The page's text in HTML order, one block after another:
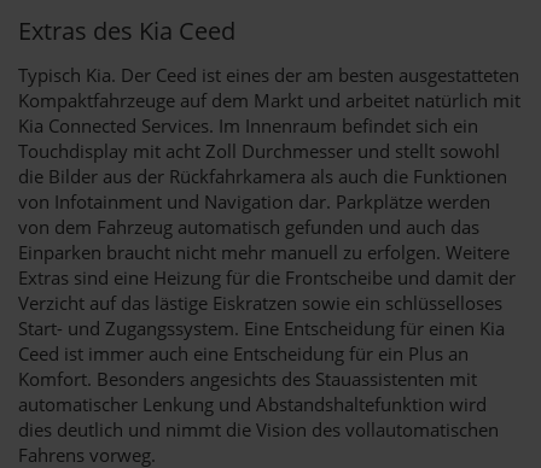
Extras des Kia Ceed
Typisch Kia. Der Ceed ist eines der am besten ausgestatteten
Kompaktfahrzeuge auf dem Markt und arbeitet natürlich mit
Kia Connected Services. Im Innenraum befindet sich ein
Touchdisplay mit acht Zoll Durchmesser und stellt sowohl
die Bilder aus der Rückfahrkamera als auch die Funktionen
von Infotainment und Navigation dar. Parkplätze werden
von dem Fahrzeug automatisch gefunden und auch das
Einparken braucht nicht mehr manuell zu erfolgen. Weitere
Extras sind eine Heizung für die Frontscheibe und damit der
Verzicht auf das lästige Eiskratzen sowie ein schlüsselloses
Start- und Zugangssystem. Eine Entscheidung für einen Kia
Ceed ist immer auch eine Entscheidung für ein Plus an
Komfort. Besonders angesichts des Stauassistenten mit
automatischer Lenkung und Abstandshaltefunktion wird
dies deutlich und nimmt die Vision des vollautomatischen
Fahrens vorweg.